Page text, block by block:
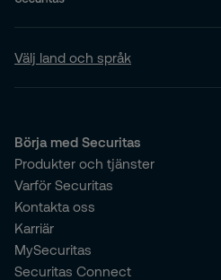
Välj land och språk
Börja med Securitas
Produkter och tjänster
Varför Securitas
Kontakta oss
Karriär
MySecuritas
Securitas Connect